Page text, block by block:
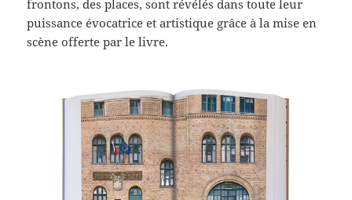
frontons, des places, sont révélés dans toute leur
puissance évocatrice et artistique grâce à la mise en
scène offerte par le livre.